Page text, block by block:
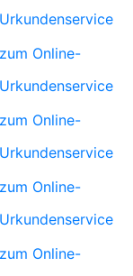
Urkundenservice
zum Online-
Urkundenservice
zum Online-
Urkundenservice
zum Online-
Urkundenservice
zum Online-